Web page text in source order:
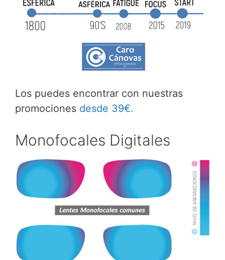
Los puedes encontrar con nuestras
promociones desde 39€.
Monofocales Digitales